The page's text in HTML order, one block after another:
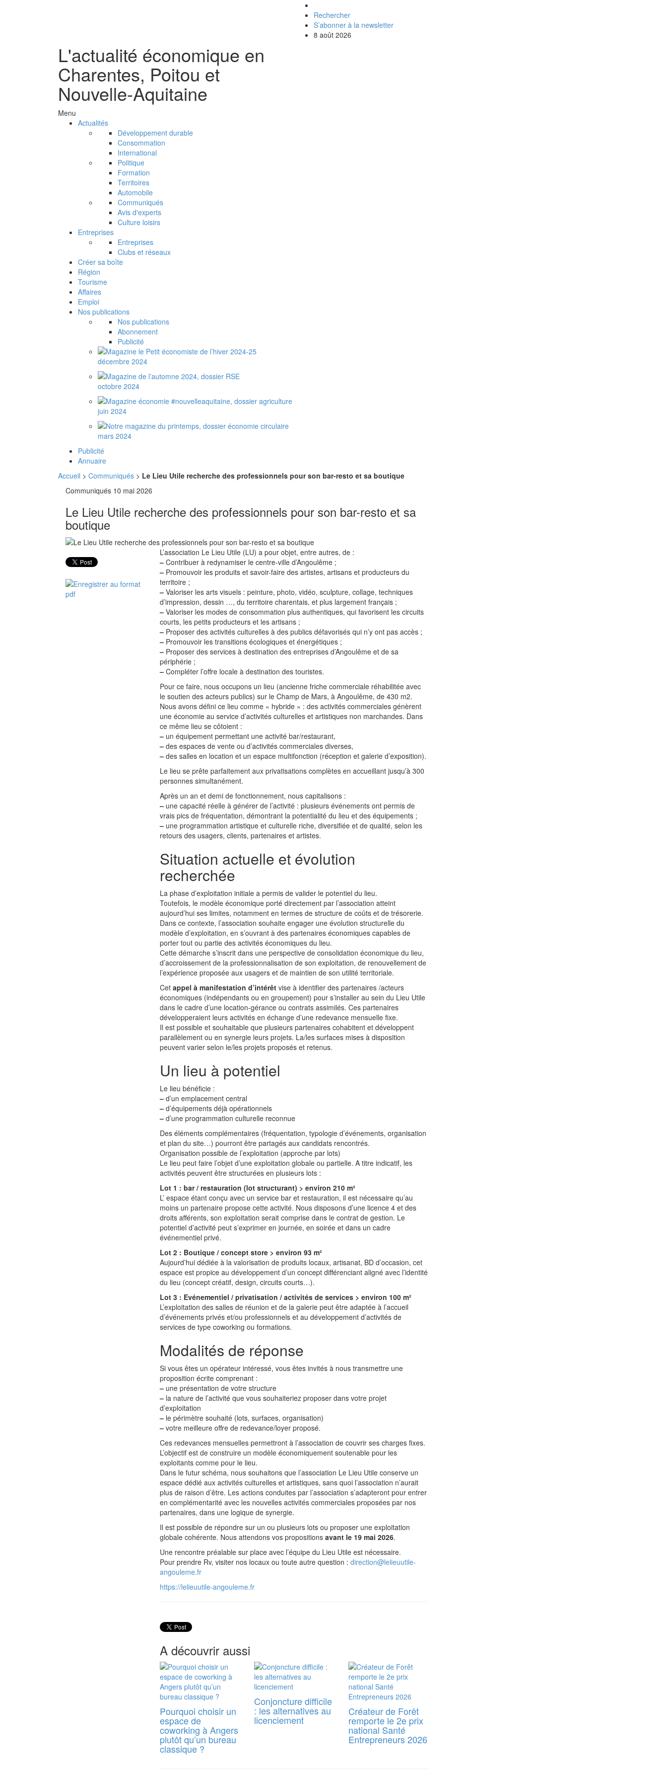
L'actualité économique en
Charentes, Poitou et
Nouvelle-Aquitaine
Rechercher
S’abonner à la newsletter
8 août 2026
Menu
Actualités
Développement durable
Consommation
International
Politique
Formation
Territoires
Automobile
Communiqués
Avis d'experts
Culture loisirs
Entreprises
Entreprises
Clubs et réseaux
Créer sa boîte
Région
Tourisme
Affaires
Emploi
Nos publications
Nos publications
Abonnement
Publicité
décembre 2024
octobre 2024
juin 2024
mars 2024
Publicité
Annuaire
Accueil > Communiqués > Le Lieu Utile recherche des professionnels pour son bar-resto et sa boutique
Communiqués 10 mai 2026
Le Lieu Utile recherche des professionnels pour son bar-resto et sa
boutique
L’association Le Lieu Utile (LU) a pour objet, entre autres, de :
– Contribuer à redynamiser le centre-ville d’Angoulême ;
– Promouvoir les produits et savoir-faire des artistes, artisans et producteurs du
territoire ;
– Valoriser les arts visuels : peinture, photo, vidéo, sculpture, collage, techniques
d’impression, dessin …, du territoire charentais, et plus largement français ;
– Valoriser les modes de consommation plus authentiques, qui favorisent les circuits
courts, les petits producteurs et les artisans ;
– Proposer des activités culturelles à des publics défavorisés qui n’y ont pas accès ;
– Promouvoir les transitions écologiques et énergétiques ;
– Proposer des services à destination des entreprises d’Angoulême et de sa
périphérie ;
– Compléter l’offre locale à destination des touristes.
Pour ce faire, nous occupons un lieu (ancienne friche commerciale réhabilitée avec
le soutien des acteurs publics) sur le Champ de Mars, à Angoulême, de 430 m2.
Nous avons défini ce lieu comme « hybride » : des activités commerciales génèrent
une économie au service d’activités culturelles et artistiques non marchandes. Dans
ce même lieu se côtoient :
– un équipement permettant une activité bar/restaurant,
– des espaces de vente ou d’activités commerciales diverses,
– des salles en location et un espace multifonction (réception et galerie d’exposition).
Le lieu se prête parfaitement aux privatisations complètes en accueillant jusqu’à 300
personnes simultanément.
Après un an et demi de fonctionnement, nous capitalisons :
– une capacité réelle à générer de l’activité : plusieurs événements ont permis de
vrais pics de fréquentation, démontrant la potentialité du lieu et des équipements ;
– une programmation artistique et culturelle riche, diversifiée et de qualité, selon les
retours des usagers, clients, partenaires et artistes.
Situation actuelle et évolution
recherchée
La phase d’exploitation initiale a permis de valider le potentiel du lieu.
Toutefois, le modèle économique porté directement par l’association atteint
aujourd’hui ses limites, notamment en termes de structure de coûts et de trésorerie.
Dans ce contexte, l’association souhaite engager une évolution structurelle du
modèle d’exploitation, en s’ouvrant à des partenaires économiques capables de
porter tout ou partie des activités économiques du lieu.
Cette démarche s’inscrit dans une perspective de consolidation économique du lieu,
d’accroissement de la professionnalisation de son exploitation, de renouvellement de
l’expérience proposée aux usagers et de maintien de son utilité territoriale.
Cet appel à manifestation d’intérêt vise à identifier des partenaires /acteurs
économiques (indépendants ou en groupement) pour s’installer au sein du Lieu Utile
dans le cadre d’une location-gérance ou contrats assimilés. Ces partenaires
développeraient leurs activités en échange d’une redevance mensuelle fixe.
Il est possible et souhaitable que plusieurs partenaires cohabitent et développent
parallèlement ou en synergie leurs projets. La/les surfaces mises à disposition
peuvent varier selon le/les projets proposés et retenus.
Un lieu à potentiel
Le lieu bénéficie :
– d’un emplacement central
– d’équipements déjà opérationnels
– d’une programmation culturelle reconnue
Des éléments complémentaires (fréquentation, typologie d’événements, organisation
et plan du site…) pourront être partagés aux candidats rencontrés.
Organisation possible de l’exploitation (approche par lots)
Le lieu peut faire l’objet d’une exploitation globale ou partielle. A titre indicatif, les
activités peuvent être structurées en plusieurs lots :
Lot 1 : bar / restauration (lot structurant) > environ 210 m²
L’ espace étant conçu avec un service bar et restauration, il est nécessaire qu’au
moins un partenaire propose cette activité. Nous disposons d’une licence 4 et des
droits afférents, son exploitation serait comprise dans le contrat de gestion. Le
potentiel d’activité peut s’exprimer en journée, en soirée et dans un cadre
événementiel privé.
Lot 2 : Boutique / concept store > environ 93 m²
Aujourd’hui dédiée à la valorisation de produits locaux, artisanat, BD d’occasion, cet
espace est propice au développement d’un concept différenciant aligné avec l’identité
du lieu (concept créatif, design, circuits courts…).
Lot 3 : Evénementiel / privatisation / activités de services > environ 100 m²
L’exploitation des salles de réunion et de la galerie peut être adaptée à l’accueil
d’événements privés et/ou professionnels et au développement d’activités de
services de type coworking ou formations.
Modalités de réponse
Si vous êtes un opérateur intéressé, vous êtes invités à nous transmettre une
proposition écrite comprenant :
– une présentation de votre structure
– la nature de l’activité que vous souhaiteriez proposer dans votre projet
d’exploitation
– le périmètre souhaité (lots, surfaces, organisation)
– votre meilleure offre de redevance/loyer proposé.
Ces redevances mensuelles permettront à l’association de couvrir ses charges fixes.
L’objectif est de construire un modèle économiquement soutenable pour les
exploitants comme pour le lieu.
Dans le futur schéma, nous souhaitons que l’association Le Lieu Utile conserve un
espace dédié aux activités culturelles et artistiques, sans quoi l’association n’aurait
plus de raison d’être. Les actions conduites par l’association s’adapteront pour entrer
en complémentarité avec les nouvelles activités commerciales proposées par nos
partenaires, dans une logique de synergie.
Il est possible de répondre sur un ou plusieurs lots ou proposer une exploitation
globale cohérente. Nous attendons vos propositions avant le 19 mai 2026.
Une rencontre préalable sur place avec l’équipe du Lieu Utile est nécessaire.
Pour prendre Rv, visiter nos locaux ou toute autre question : direction@lelieuutile-
angouleme.fr
https://lelieuutile-angouleme.fr
A découvrir aussi
Pourquoi choisir un
espace de
coworking à Angers
plutôt qu’un bureau
classique ?
Conjoncture difficile
: les alternatives au
licenciement
Créateur de Forêt
remporte le 2e prix
national Santé
Entrepreneurs 2026